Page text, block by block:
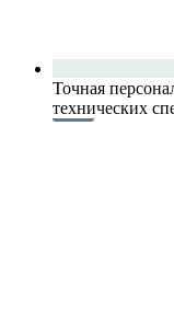
Точная
технических